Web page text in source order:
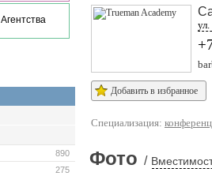
Агентства
890
275
Добавить в избранное
Специализация:
Фото /